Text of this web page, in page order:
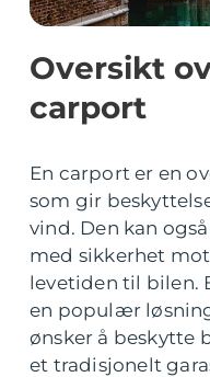
Oversikt
carport
En carport er en
som gir
vind. Den kan
med sikkerhet
levetiden til bilen.
en populær
ønsker å beskytte
et tradisjonelt